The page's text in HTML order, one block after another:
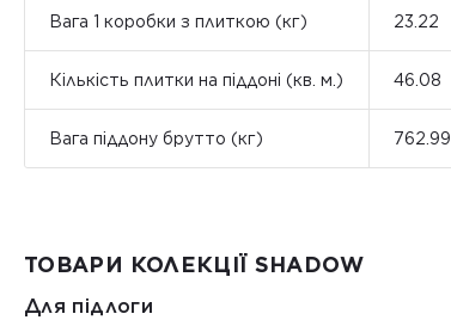
Вага 1 коробки з плиткою (кг) 23.22
Кількість плитки на піддоні (кв. м.) 46.08
Вага піддону брутто (кг) 762.99
ТОВАРИ КОЛЕКЦІЇ SHADOW
Для підлоги